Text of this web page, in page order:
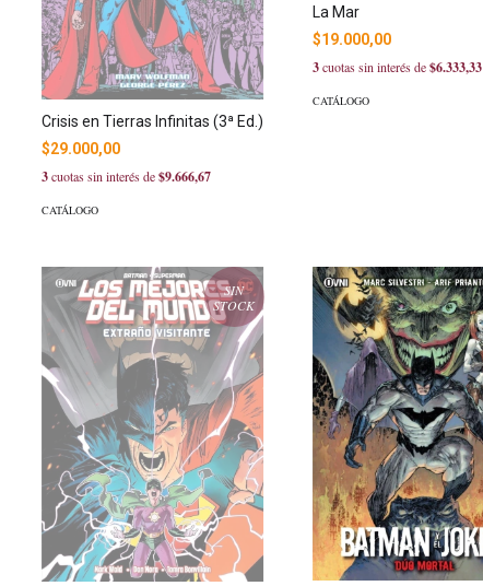
Crisis en Tierras Infinitas (3ª Ed.)
$29.000,00
3cuotas sin interés de$9.666,67
CATÁLOGO
La Mar
$19.000,00
3cuotas sin interés de$6.333,33
CATÁLOGO
SIN
STOCK